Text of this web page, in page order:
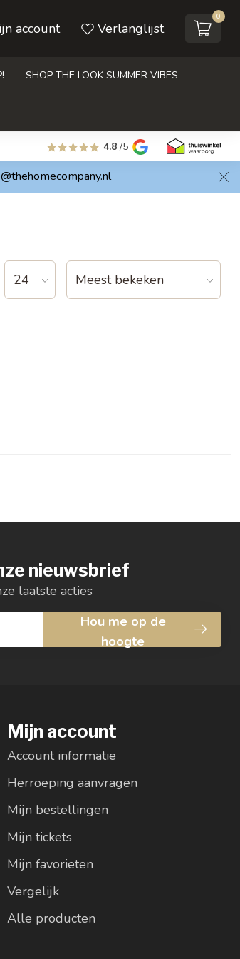
account Verlanglijst
0
SHOP THE LOOK SUMMER VIBES
4.8 /5
nieuwsbrief
laatste acties
Hou me op de
hoogte
Mijn account
Account informatie
Herroeping aanvragen
Mijn bestellingen
Mijn tickets
Mijn favorieten
Vergelijk
Alle producten